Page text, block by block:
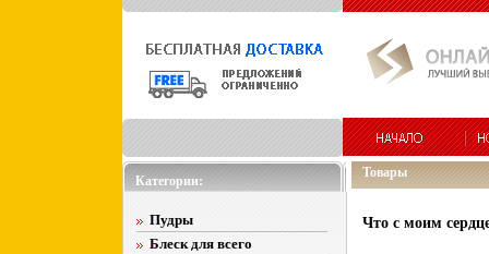
Категории:
Пудры
Блеск для всего
Товары
Что с моим